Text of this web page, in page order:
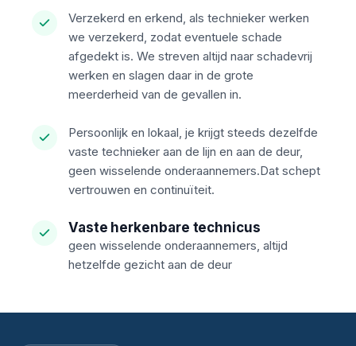
Verzekerd en erkend, als technieker werken
we verzekerd, zodat eventuele schade
afgedekt is. We streven altijd naar schadevrij
werken en slagen daar in de grote
meerderheid van de gevallen in.
Persoonlijk en lokaal, je krijgt steeds dezelfde
vaste technieker aan de lijn en aan de deur,
geen wisselende onderaannemers.Dat schept
vertrouwen en continuïteit.
Vaste herkenbare technicus
geen wisselende onderaannemers, altijd
hetzelfde gezicht aan de deur